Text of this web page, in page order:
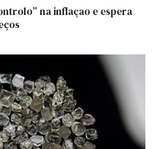
na inflaçao e espera